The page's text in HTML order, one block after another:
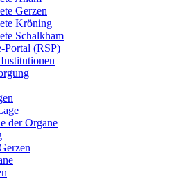
Gerzen
Kröning
Schalkham
Portal (RSP)
der Organe